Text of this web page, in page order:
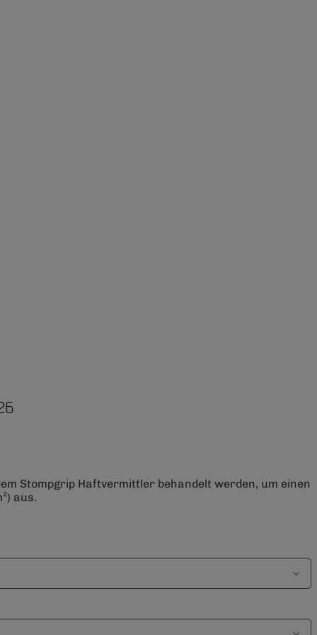
Stompgrip Haftvermittler behandelt werden, um einen
aus.